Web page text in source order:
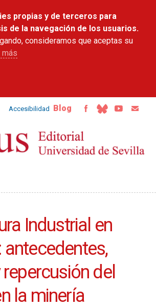
contenido
principal
propias y de terceros para
de la navegación de los usuarios.
consideramos que aceptas su
más
Accesibilidad Blog
Industrial en
del
la minería